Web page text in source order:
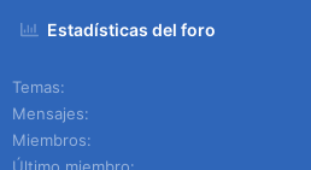
Estadísticas del foro
Temas
Mensajes
Miembros